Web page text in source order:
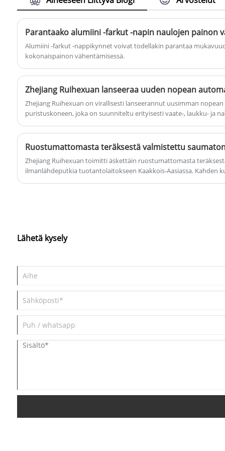
valmistaja ja toimittaja Kiinassa. Olemme
erikoistuneet vaateasusteisiin ja niihin
liittyviin koneisiin ja laitteisiin useiden
vuosien ajan. Tuotteillamme on hyvä
hintaetu ja ne kattavat suurimman osan
Kaakkois-Aasian markkinoista. Odotamme
kumppaniksesi Kiinassa.
Alumiini -farkut -nappikynnet voivat todellakin parantaa
kokonaispainon vähentämisessä.
Zhejiang Ruihexuan on virallisesti lanseerannut uusimman
puristuskoneen, joka on suunniteltu erityisesti vaate-, laukku- ja
tehokkuutta.
Zhejiang Ruihexuan toimitti äskettäin ruostumattomasta
ilmanlähdeputkia tuotantolaitokseen Kaakkois-Aasiassa. Kahden
Lähetä kysely